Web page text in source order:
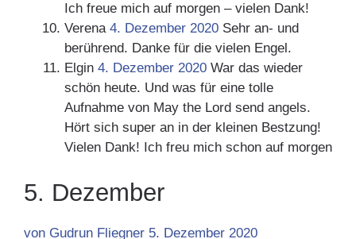
Ich freue mich auf morgen – vielen Dank!
Verena 4. Dezember 2020 Sehr an- und
berührend. Danke für die vielen Engel.
Elgin 4. Dezember 2020 War das wieder
schön heute. Und was für eine tolle
Aufnahme von May the Lord send angels.
Hört sich super an in der kleinen Bestzung!
Vielen Dank! Ich freu mich schon auf morgen
5. Dezember
von Gudrun Fliegner 5. Dezember 2020